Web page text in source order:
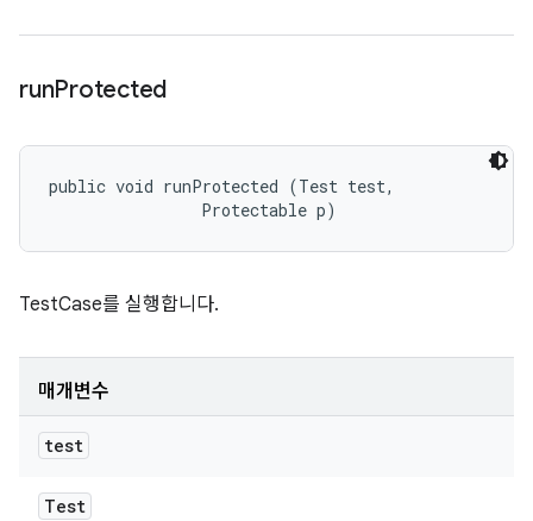
runProtected
public void runProtected (Test test,
                Protectable p)
TestCase를 실행합니다.
매개변수
test
Test